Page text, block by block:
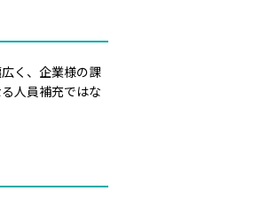
く、企業様の課
人員補充ではな